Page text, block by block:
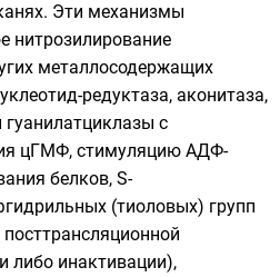
Эти механизмы
нитрозилирование
металлосодержащих
редуктаза, аконитаза,
с
цГМФ, стимуляцию АДФ-
белков, S-
(тиоловых) групп
либо инактивации),